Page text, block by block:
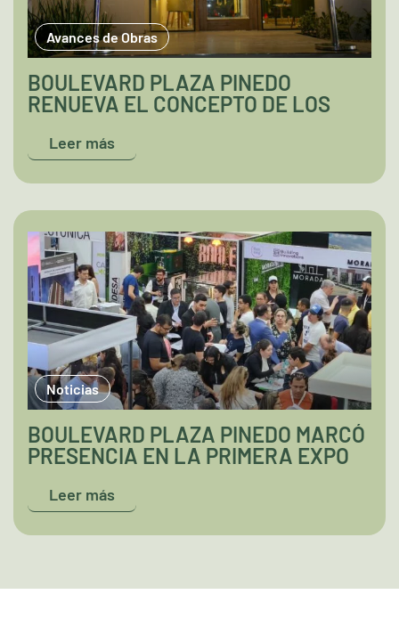
Avances de Obras
BOULEVARD PLAZA PINEDO
RENUEVA EL CONCEPTO DE LOS
Leer más
Noticias
BOULEVARD PLAZA PINEDO MARCÓ
PRESENCIA EN LA PRIMERA EXPO
2023”
Leer más